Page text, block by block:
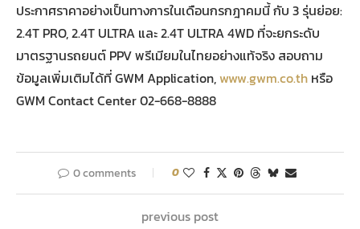
ประกาศราคาอย่างเป็นทางการในเดือนกรกฎาคมนี้ กับ 3 รุ่นย่อย:
2.4T PRO, 2.4T ULTRA และ 2.4T ULTRA 4WD ที่จะยกระดับ
มาตรฐานรถยนต์ PPV พรีเมียมในไทยอย่างแท้จริง สอบถาม
ข้อมูลเพิ่มเติมได้ที่ GWM Application,www.gwm.co.th หรือ
GWM Contact Center 02-668-8888
0 comments 0
previous post